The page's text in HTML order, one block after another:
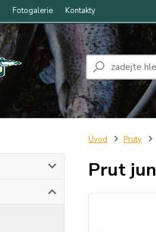
Fotogalerie Kontakty
Úvod Pruty
Prut